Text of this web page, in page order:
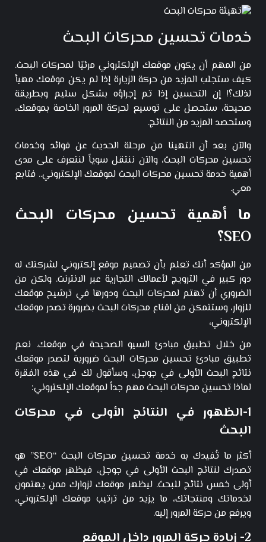
خدمات تحسين محركات البحث
من المهم أن يكون موقعك الإلكتروني مرئيًا لمحركات البحث.
كيف ستجلب المزيد من حركة الزيارة إذا لم يكن موقعك مهيأ
لذلك؟! إن التحسين إذا تم إجراؤه بشكل سليم وبطريقة
صحيحة، ستحصل على توسيع لحركة المرور الخاصة بموقعك،
وستحصد المزيد من النتائج.
والآن بعد أن انتهينا من مرحلة الحديث عن فوائد وخدمات
تحسين محركات البحث، والآن ننتقل سوياً لنتعرف على مدى
أهمية خدمة تحسين محركات البحث لموقعك الإلكتروني.. فتابع
معي.
ما أهمية تحسين محركات البحث
SEO؟
من المؤكد أنك تعلم بأن تصميم موقع إلكتروني لشركتك له
دور كبير في الترويج لأعمالك التجارية عبر الانترنت. ولكن من
الضروري أن تهتم لمحركات البحث ودورها في ترشيح موقعك
للزوار، وستتمكن من اقناع محركات البحث بضرورة تصدر موقعك
الإلكتروني،
من خلال تطبيق مبادئ السيو الصحيحة في موقعك. نعم
تطبيق مبادئ تحسين محركات البحث ضرورية لتصدر موقعك
نتائج البحث الأولى في جوجل، وسأقول لك في هذه الفقرة
لماذا تحسين محركات البحث مهم جداً لموقعك الإلكتروني:
1-الظهور في النتائج الأولى في محركات
البحث
أكثر ما تُفيدك به خدمة تحسين محركات البحث “SEO” هو
تصدرك لنتائج البحث الأولى في جوجل، فيظهر موقعك في
أولى خمس نتائج للبحث. ليظهر موقعك لزوارك ممن يهتمون
لخدماتك ومنتجاتك، ما يزيد من ترتيب موقعك الإلكتروني،
ويرفع من حركة المرور إليه.
2- زيادة حركة المرور داخل الموقع